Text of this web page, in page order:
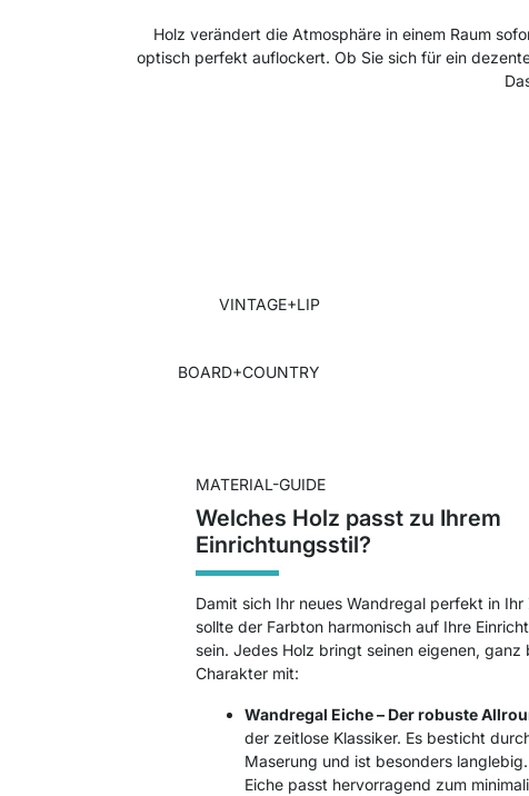
Holz verändert die Atmosphäre in einem Raum
optisch perfekt auflockert. Ob Sie sich für ein
VINTAGE+LIP
BOARD+COUNTRY
MATERIAL-GUIDE
Welches Holz passt zu Ihrem
Einrichtungsstil?
Damit sich Ihr neues Wandregal perfekt in
sollte der Farbton harmonisch auf Ihre
sein. Jedes Holz bringt seinen eigenen, ganz
Charakter mit:
Wandregal Eiche – Der robuste
der zeitlose Klassiker. Es besticht
Maserung und ist besonders
Eiche passt hervorragend zum